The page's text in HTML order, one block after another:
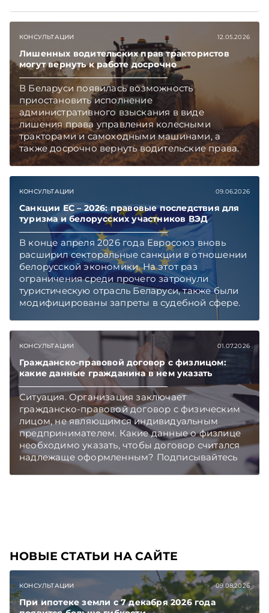
Главное об экономике Беларуси — раньше,
чем в новостях TelegramViber
КОНСУЛЬТАЦИИ 12.05.2026
Лишенных водительских прав трактористов
могут вернуть к работе досрочно
В Беларуси появилась возможность
приостановить исполнение
административного взыскания в виде
лишения права управления колесными
тракторами и самоходными машинами, а
также досрочно вернуть водительские права.
Механизм предусмотрен в обновленном
чтобы не пропускать новые статьи
TelegramViber
КОНСУЛЬТАЦИИ 09.06.2026
Санкции ЕС – 2026: правовые последствия для
туризма и белорусских участников ВЭД
В конце апреля 2026 года Евросоюз вновь
расширил секторальные санкции в отношении
белорусской экономики. На этот раз
ограничения среди прочего затронули
туристическую отрасль Беларуси, также были
модифицированы запреты в судебной сфере.
Правовой контекст и последствия введения
обсудила с Юрием Владимировичем
Шумиловым, основателем и партнером
юридической фирмы YS Advisors,
специализирующейся на санкционном праве.
Подписывайтесь на Telegram‑канал и Viber.
Главное об экономике Беларуси — раньше,
чем в новостях TelegramViber
КОНСУЛЬТАЦИИ 01.07.2026
Гражданско-правовой договор с физлицом:
какие данные гражданина в нем указать
Ситуация. Организация заключает
гражданско-правовой договор с физическим
лицом, не являющимся индивидуальным
предпринимателем. Какие данные о физлице
необходимо указать, чтобы договор считался
надлежаще оформленным? Подписывайтесь
на Telegram‑канал и Viber. Главное об
НОВЫЕ СТАТЬИ НА САЙТЕ
КОНСУЛЬТАЦИИ 09.08.2026
При ипотеке земли с 7 декабря 2026 года